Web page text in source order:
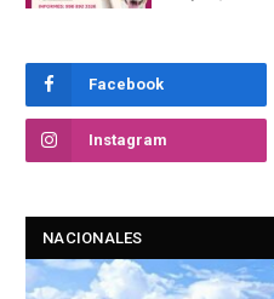
Facebook
Instagram
NACIONALES